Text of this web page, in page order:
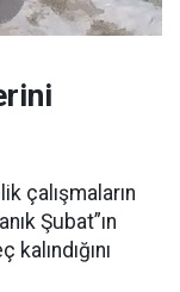
çalışmaların
Şubat”ın